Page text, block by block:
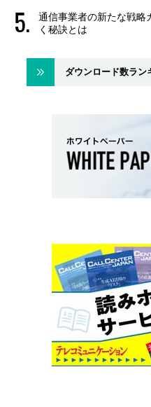
通信事業者の新たな戦
く秘訣とは
ダウンロード数ラン